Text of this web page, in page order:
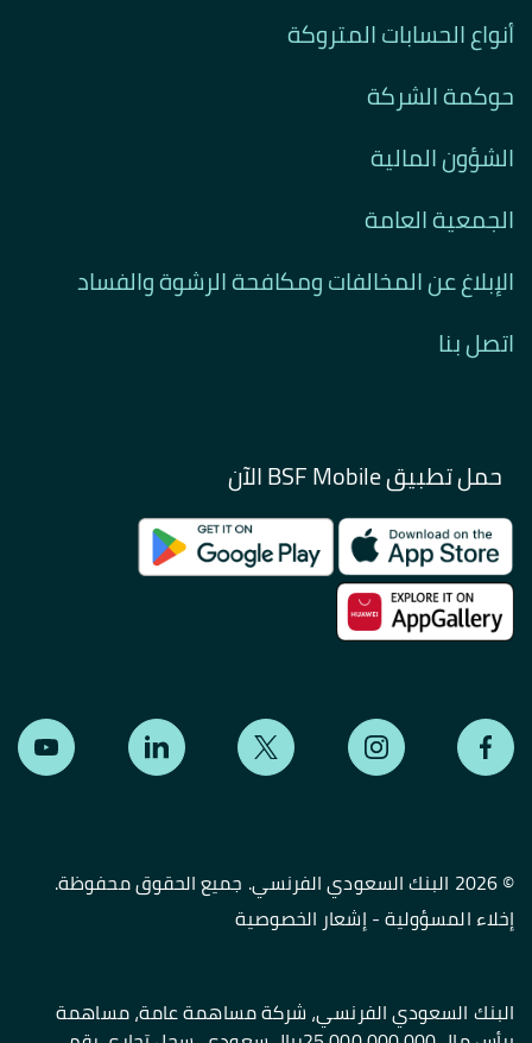
أنواع الحسابات المتروكة
حوكمة الشركة
الشؤون المالية
الجمعية العامة
الإبلاغ عن المخالفات ومكافحة الرشوة والفساد
اتصل بنا
حمل تطبيق BSF Mobile الآن
©2026 البنك السعودي الفرنسي. جميع الحقوق محفوظة.
إخلاء المسؤولية-إشعار الخصوصية
البنك السعودي الفرنسي، شركة مساهمة عامة، مساهمة